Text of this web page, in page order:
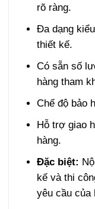
rõ ràng.
Đa dạng
thiết kế.
Có sẵn số
hàng tham
Chế độ bảo
Hỗ trợ giao
hàng.
Đặc biệt:
kế và thi
yêu cầu của